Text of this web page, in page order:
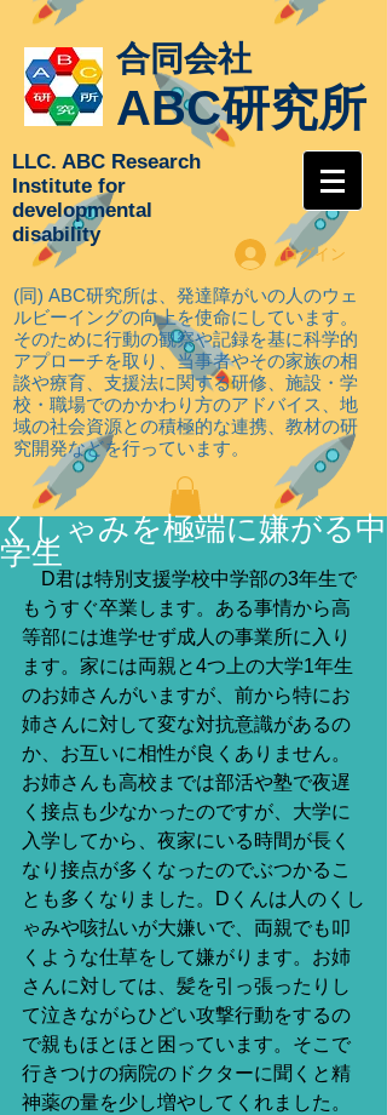
合同会社
ABC研究所
LLC. ABC Research
Institute for
developmental
disability
ログイン
(同) ABC研究所は、発達障がいの人のウェ
ルビーイングの向上を使命にしています。
そのために行動の観察や記録を基に科学的
アプローチを取り
、当事者やその家族の相
談や療育、支援法に関する研修、施設・学
校・職場でのかかわり方のアドバイス、地
域の社会資源との積極的な連携、教材の研
究開発などを行っています。
くしゃみを極端に嫌がる中
学生
D君は特別支援学校中学部の3年生で
もうすぐ卒業します。ある事情から高
等部には進学せず成人の事業所に入り
ます。家には両親と4つ上の大学1年生
のお姉さんがいますが、前から特にお
姉さんに対して変な対抗意識があるの
か、お互いに相性が良くありません。
お姉さんも高校までは部活や塾で夜遅
く接点も少なかったのですが、大学に
入学してから、夜家にいる時間が長く
なり接点が多くなったのでぶつかるこ
とも多くなりました。Dくんは人のくし
ゃみや咳払いが大嫌いで、両親でも叩
くような仕草をして嫌がります。お姉
さんに対しては、髪を引っ張ったりし
て泣きながらひどい攻撃行動をするの
で親もほとほと困っています。そこで
行きつけの病院のドクターに聞くと精
神薬の量を少し増やしてくれました。